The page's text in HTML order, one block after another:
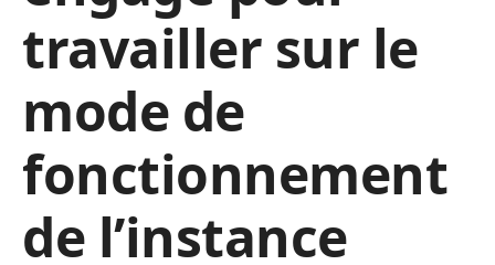
travailler sur le
mode de
fonctionnement
de l’instance